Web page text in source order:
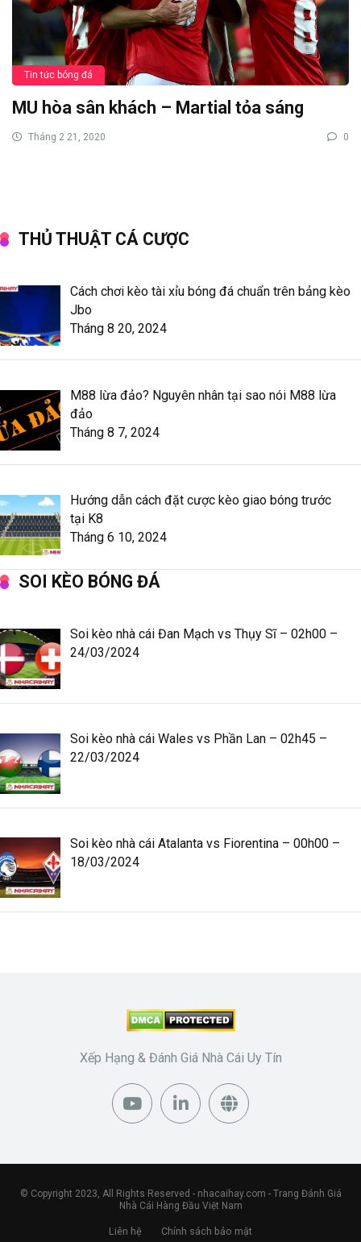
Tin tức bóng đá
MU hòa sân khách – Martial tỏa sáng
Tháng 2 21, 2020 0
THỦ THUẬT CÁ CƯỢC
Cách chơi kèo tài xỉu bóng đá chuẩn trên bảng kèo
Jbo
Tháng 8 20, 2024
M88 lừa đảo? Nguyên nhân tại sao nói M88 lừa
đảo
Tháng 8 7, 2024
Hướng dẫn cách đặt cược kèo giao bóng trước
tại K8
Tháng 6 10, 2024
SOI KÈO BÓNG ĐÁ
Soi kèo nhà cái Đan Mạch vs Thụy Sĩ – 02h00 –
24/03/2024
Soi kèo nhà cái Wales vs Phần Lan – 02h45 –
22/03/2024
Soi kèo nhà cái Atalanta vs Fiorentina – 00h00 –
18/03/2024
Xếp Hạng & Đánh Giá Nhà Cái Uy Tín
© Copyright 2023, All Rights Reserved - nhacaihay.com - Trang Đánh Giá
Nhà Cái Hàng Đầu Việt Nam
Liên hệ Chính sách bảo mật